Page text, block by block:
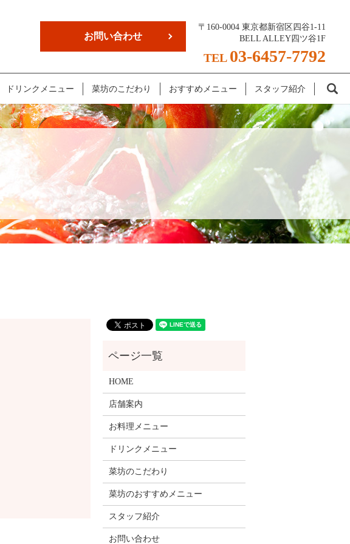
〒160-0004 東京都新宿区四谷1-11
BELL ALLEY四ツ谷1F
TEL 03-6457-7792
ドリンクメニュー 菜坊のこだわり おすすめメニュー スタッフ紹介
お問い合わせ
HOME
店舗案内
お料理メニュー
ドリンクメニュー
菜坊のこだわり
菜坊のおすすめメニュー
スタッフ紹介
お問い合わせ